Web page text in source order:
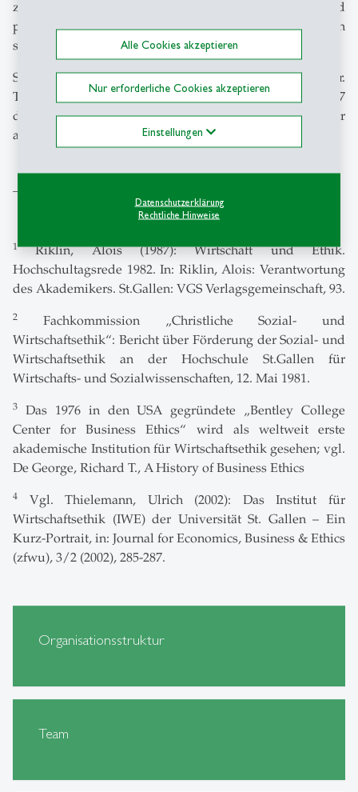
Alle Cookies akzeptieren
Nur erforderliche Cookies akzeptieren
Einstellungen
Datenschutzerklärung
Rechtliche Hinweise
zwischen begründeten moralischen Standpunkten und
praktischen Implementierungen, herausgearbeitet werden
soll.
Seit 2011 steht das IWE unter der Leitung von Prof. Dr.
Thomas Beschorner und Prof. Dr. Florian Wettstein. 2017
durften wir Prof. Dr. Martin Kolmar als weiteren Direktor
am IWE begrüssen.
1Riklin, Alois (1987): Wirtschaft und Ethik.
Hochschultagsrede 1982. In: Riklin, Alois: Verantwortung
des Akademikers. St.Gallen: VGS Verlagsgemeinschaft, 93.
2
Fachkommission „Christliche Sozial- und
Wirtschaftsethik“: Bericht über Förderung der Sozial- und
Wirtschaftsethik an der Hochschule St.Gallen für
Wirtschafts- und Sozialwissenschaften, 12. Mai 1981.
3
Das 1976 in den USA gegründete „Bentley College
Center for Business Ethics“ wird als weltweit erste
akademische Institution für Wirtschaftsethik gesehen; vgl.
De George, Richard T., A History of Business Ethics
4
Vgl. Thielemann, Ulrich (2002): Das Institut für
Wirtschaftsethik (IWE) der Universität St. Gallen – Ein
Kurz-Portrait, in: Journal for Economics, Business & Ethics
(zfwu), 3/2 (2002), 285-287.
Organisationsstruktur
Team